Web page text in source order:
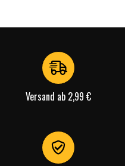
Versand ab 2,99 €